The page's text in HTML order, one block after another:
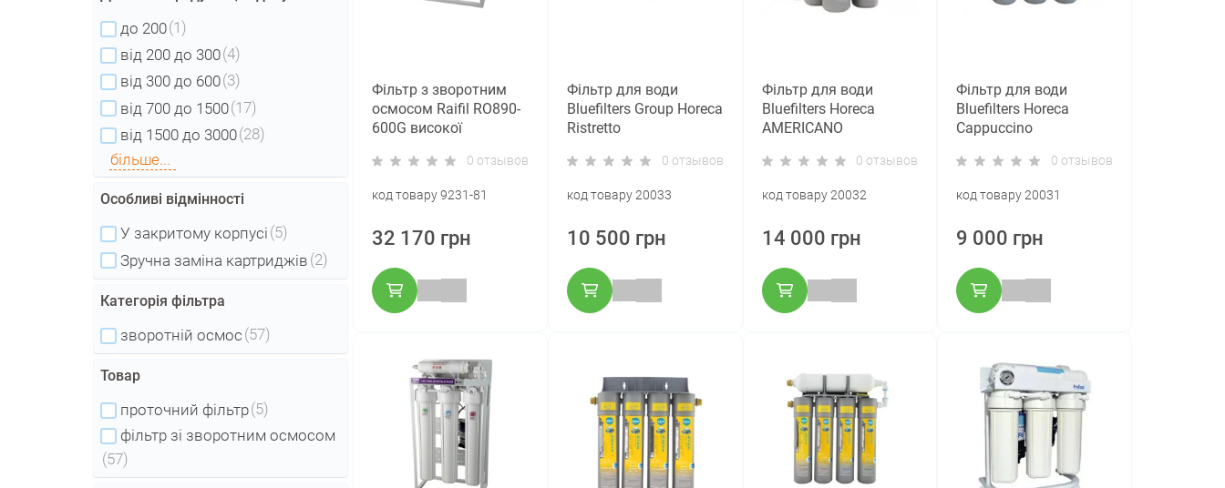
до 200(1)
від 200 до 300(4)
від 300 до 600(3)
від 700 до 1500(17)
від 1500 до 3000(28)
більше...
Особливі відмінності
У закритому корпусі (5)
Зручна заміна картриджів (2)
Категорія фільтра
зворотній осмос (57)
Товар
проточний фільтр(5)
фільтр зі зворотним осмосом
(57)
Фільтр з зворотним
осмосом Raifil RO890-
600G високої
0 отзывов
код товару 9231-81
32 170 грн
Фільтр для води
Bluefilters Group Horeca
Ristretto
0 отзывов
код товару 20033
10 500 грн
Фільтр для води
Bluefilters Horeca
AMERICANO
0 отзывов
код товару 20032
14 000 грн
Фільтр для води
Bluefilters Horeca
Cappuccino
0 отзывов
код товару 20031
9 000 грн